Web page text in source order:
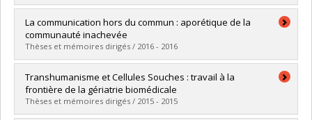
Graduate :Girardeau, Alexandre
Cycle :Master's
Grade :M. Sc.
Lien vers le document dans Papyrus
La communication hors du commun : aporétique de la
communauté inachevée
Thèses et mémoires dirigés / 2016 - 2016
Graduate :Theophanidis, Philippe
Cycle :Doctoral
Grade :Ph. D.
Lien vers le document dans Papyrus
Transhumanisme et Cellules Souches : travail à la
frontière de la gériatrie biomédicale
Thèses et mémoires dirigés / 2015 - 2015